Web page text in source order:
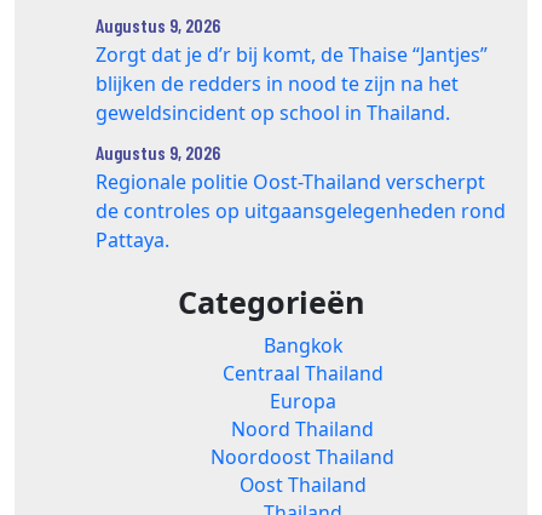
Augustus 9, 2026
Zorgt dat je d’r bij komt, de Thaise “Jantjes”
blijken de redders in nood te zijn na het
geweldsincident op school in Thailand.
Augustus 9, 2026
Regionale politie Oost-Thailand verscherpt
de controles op uitgaansgelegenheden rond
Pattaya.
Categorieën
Bangkok
Centraal Thailand
Europa
Noord Thailand
Noordoost Thailand
Oost Thailand